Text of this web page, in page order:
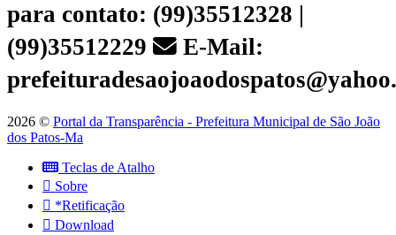
para contato: (99)35512328 |
(99)35512229
E-Mail:
2026 © Portal da Transparência - Prefeitura Municipal de São João
dos Patos-Ma
Teclas de Atalho
Sobre
*Retificação
Download